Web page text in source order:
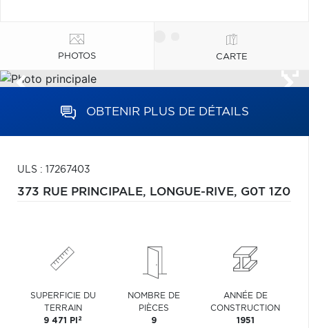
PHOTOS CARTE
OBTENIR PLUS DE DÉTAILS
ULS : 17267403
373 RUE PRINCIPALE, LONGUE-RIVE, G0T 1Z0
SUPERFICIE DU
TERRAIN
9 471 PI 2
NOMBRE DE
PIÈCES
9
ANNÉE DE
CONSTRUCTION
1951